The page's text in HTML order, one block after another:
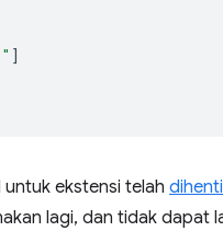
]
untuk ekstensi telah
lagi, dan tidak dapat